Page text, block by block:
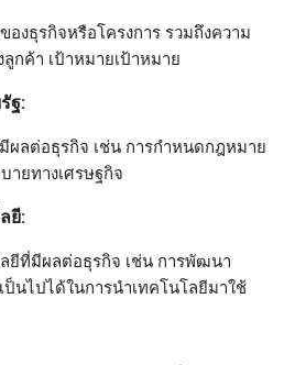
องธุรกิจหรือโครงการ รวมถึงความ
กค้า เป้าหมายเป้าหมาย
ฐ:
ผลต่อธุรกิจ เช่น การกำหนดกฎหมาย
ายทางเศรษฐกิจ
ยี:
ยีที่มีผลต่อธุรกิจ เช่น การพัฒนา
นไปได้ในการนำเทคโนโลยีมาใช้